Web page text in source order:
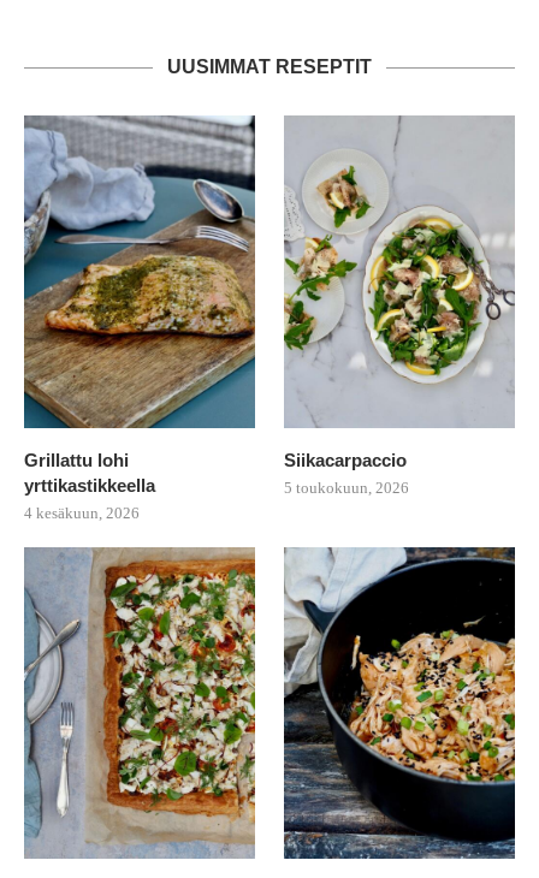
UUSIMMAT RESEPTIT
Grillattu lohi
yrttikastikkeella
4 kesäkuun, 2026
Siikacarpaccio
5 toukokuun, 2026